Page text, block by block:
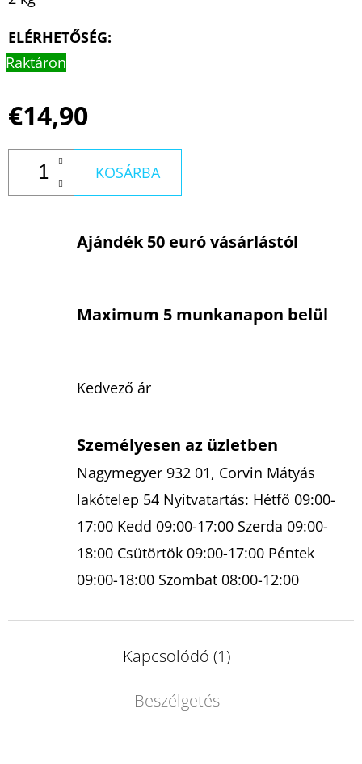
ELÉRHETŐSÉG:
Raktáron
€14,90
KOSÁRBA
Ajándék 50 euró vásárlástól
Maximum 5 munkanapon belül
Kedvező ár
Személyesen az üzletben
Nagymegyer 932 01, Corvin Mátyás
lakótelep 54 Nyitvatartás: Hétfő 09:00-
17:00 Kedd 09:00-17:00 Szerda 09:00-
18:00 Csütörtök 09:00-17:00 Péntek
09:00-18:00 Szombat 08:00-12:00
Kapcsolódó (1)
Beszélgetés